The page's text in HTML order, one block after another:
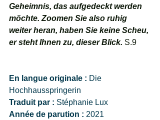
Geheimnis, das aufgedeckt werden
möchte. Zoomen Sie also ruhig
weiter heran, haben Sie keine Scheu,
er steht Ihnen zu, dieser Blick. S.9
En langue originale : Die
Hochhausspringerin
Traduit par : Stéphanie Lux
Année de parution : 2021